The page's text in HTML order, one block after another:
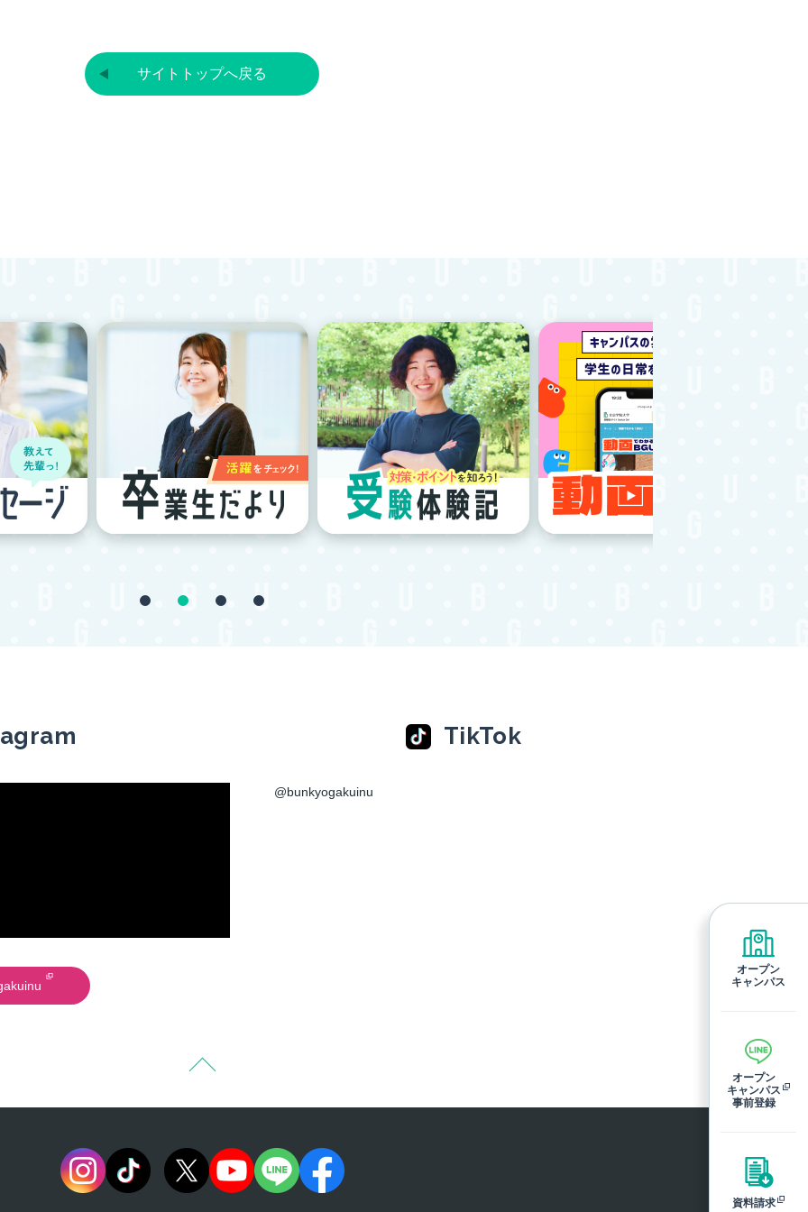
サイトトップへ戻る
TikTok
@bunkyogakuinu
オープン
キャンパス
オープン
キャンパス
事前登録
資料請求